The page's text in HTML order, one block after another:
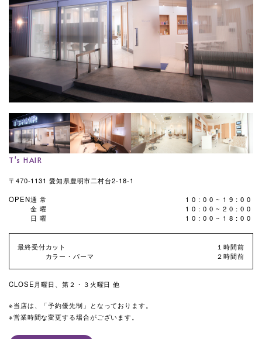
T's HAIR
〒470-1131 愛知県豊明市二村台2-18-1
OPEN通常
金曜
日曜
10:00~19:00
10:00~20:00
10:00~18:00
最終受付カット
カラー・パーマ
１時間前
２時間前
CLOSE月曜日、第２・３火曜日 他
当店は、「予約優先制」となっております。
営業時間な変更する場合がございます。